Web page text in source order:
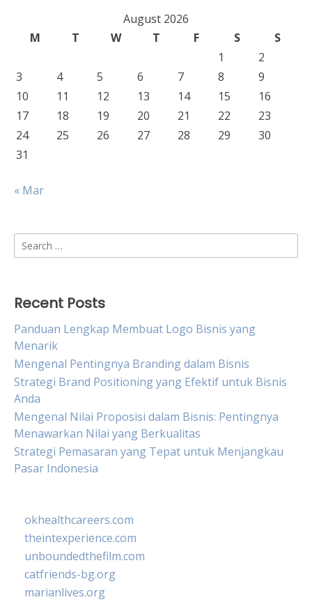
August 2026
M
T W T F S
S
1
2
3
4 5 6 7 8
9
10
11 12 13 14 15
16
17
18 19 20 21 22
23
24
25 26 27 28 29
30
31
« Mar
Search
for:
Recent Posts
Panduan Lengkap Membuat Logo Bisnis yang
Menarik
Mengenal Pentingnya Branding dalam Bisnis
Strategi Brand Positioning yang Efektif untuk Bisnis
Anda
Mengenal Nilai Proposisi dalam Bisnis: Pentingnya
Menawarkan Nilai yang Berkualitas
Strategi Pemasaran yang Tepat untuk Menjangkau
Pasar Indonesia
okhealthcareers.com
theintexperience.com
unboundedthefilm.com
catfriends-bg.org
marianlives.org